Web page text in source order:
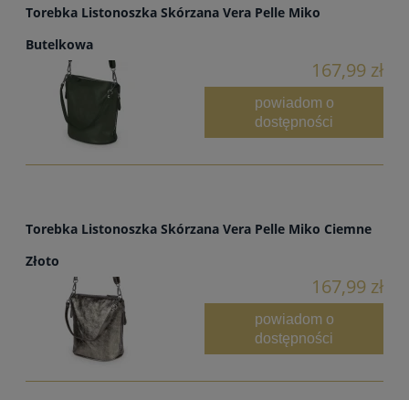
Torebka Listonoszka Skórzana Vera Pelle Miko
Butelkowa
167,99 zł
powiadom o
dostępności
Torebka Listonoszka Skórzana Vera Pelle Miko Ciemne
Złoto
167,99 zł
powiadom o
dostępności